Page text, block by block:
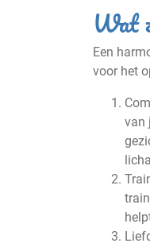
Wat
Een
voor het
van